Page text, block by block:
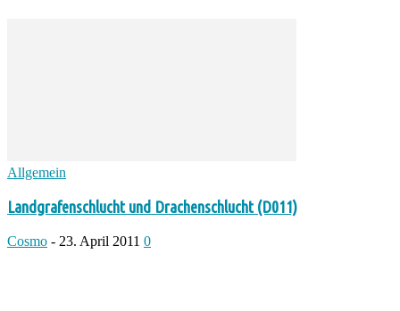
Allgemein
Landgrafenschlucht und Drachenschlucht (D011)
Cosmo - 23. April 2011 0